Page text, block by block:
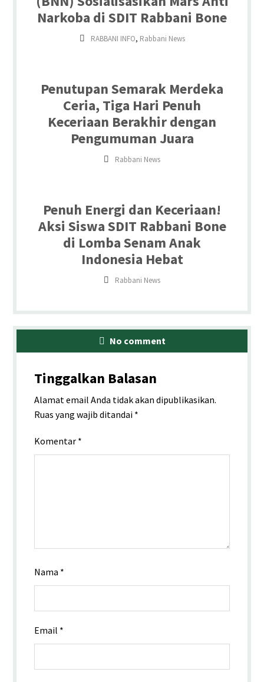
Narkoba di SDIT Rabbani Bone
RABBANI INFO, Rabbani News
Penutupan Semarak Merdeka
Ceria, Tiga Hari Penuh
Keceriaan Berakhir dengan
Pengumuman Juara
Rabbani News
Penuh Energi dan Keceriaan!
Aksi Siswa SDIT Rabbani Bone
di Lomba Senam Anak
Indonesia Hebat
Rabbani News
No comment
Tinggalkan Balasan
Alamat email Anda tidak akan dipublikasikan.
Ruas yang wajib ditandai *
Komentar *
Nama *
Email *